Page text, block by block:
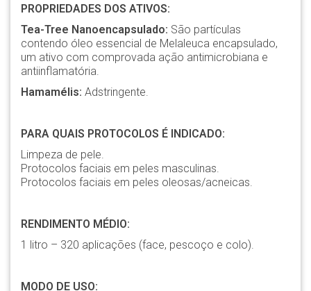
PROPRIEDADES DOS ATIVOS:
Tea-Tree Nanoencapsulado: São partículas
contendo óleo essencial de Melaleuca encapsulado,
um ativo com comprovada ação antimicrobiana e
antiinflamatória.
Hamamélis: Adstringente.
PARA QUAIS PROTOCOLOS É INDICADO:
Limpeza de pele.
Protocolos faciais em peles masculinas.
Protocolos faciais em peles oleosas/acneicas.
RENDIMENTO MÉDIO:
1 litro – 320 aplicações (face, pescoço e colo).
MODO DE USO: